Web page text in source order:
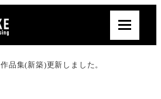
作品集(新築)更新しました。